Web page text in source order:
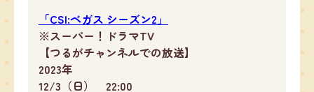
「CSI:ベガス シーズン2」
※スーパー！ドラマTV
【つるがチャンネルでの放送】
2023年
12/3（日） 22:00